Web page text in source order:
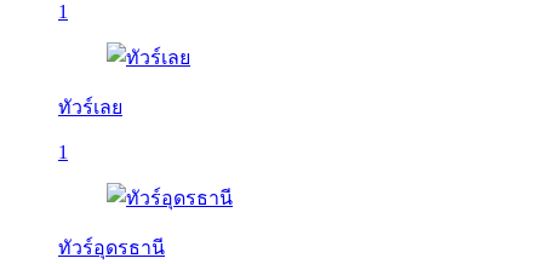
1
ทัวร์เลย
1
ทัวร์อุดรธานี